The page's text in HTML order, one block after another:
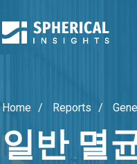
Home Reports
일반 멸